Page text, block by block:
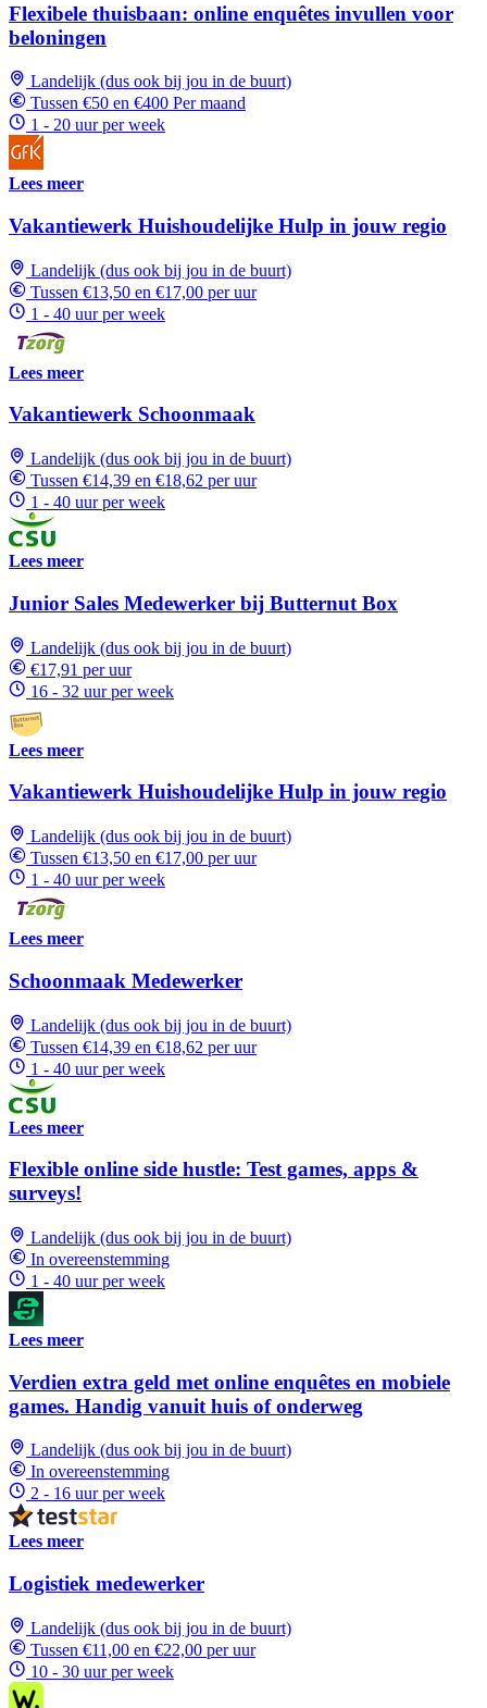
Flexibele thuisbaan: online enquêtes invullen voor
beloningen
Landelijk (dus ook bij jou in de buurt)
Tussen €50 en €400 Per maand
1 - 20 uur per week
Lees meer
Vakantiewerk Huishoudelijke Hulp in jouw regio
Landelijk (dus ook bij jou in de buurt)
Tussen €13,50 en €17,00 per uur
1 - 40 uur per week
Lees meer
Vakantiewerk Schoonmaak
Landelijk (dus ook bij jou in de buurt)
Tussen €14,39 en €18,62 per uur
1 - 40 uur per week
Lees meer
Junior Sales Medewerker bij Butternut Box
Landelijk (dus ook bij jou in de buurt)
€17,91 per uur
16 - 32 uur per week
Lees meer
Vakantiewerk Huishoudelijke Hulp in jouw regio
Landelijk (dus ook bij jou in de buurt)
Tussen €13,50 en €17,00 per uur
1 - 40 uur per week
Lees meer
Schoonmaak Medewerker
Landelijk (dus ook bij jou in de buurt)
Tussen €14,39 en €18,62 per uur
1 - 40 uur per week
Lees meer
Flexible online side hustle: Test games, apps &
surveys!
Landelijk (dus ook bij jou in de buurt)
In overeenstemming
1 - 40 uur per week
Lees meer
Verdien extra geld met online enquêtes en mobiele
games. Handig vanuit huis of onderweg
Landelijk (dus ook bij jou in de buurt)
In overeenstemming
2 - 16 uur per week
Lees meer
Logistiek medewerker
Landelijk (dus ook bij jou in de buurt)
Tussen €11,00 en €22,00 per uur
10 - 30 uur per week